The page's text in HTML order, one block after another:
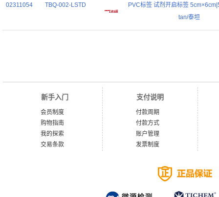
02311054 TBQ-002-LSTD
PVC标签 试剂开启标签
tan/泰坦
新手入门
会员制度
购物指南
我的探索
交易条款
支付说明
付款周期
付款方式
账户管理
发票制度